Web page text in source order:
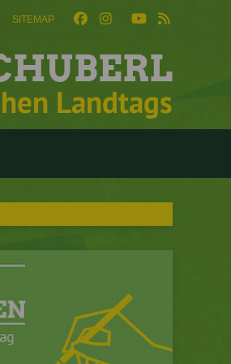
SITEMAP
Landtags